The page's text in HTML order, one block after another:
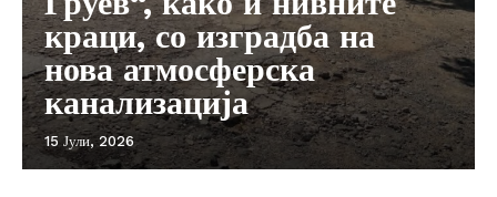
краци, со изградба на
нова атмосферска
канализација
15 Јули, 2026